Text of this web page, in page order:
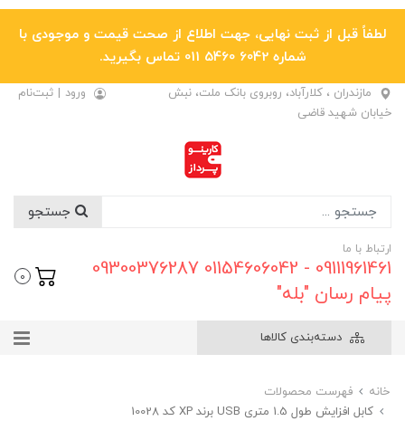
لطفاً قبل از ثبت نهایی، جهت اطلاع از صحت قیمت و موجودی با
شماره 6042 5460 011 تماس بگیرید.
مازندران ، کلارآباد، روبروی بانک ملت، نبش
خیابان شهید قاضی
ورود | ثبت‌نام
ارتباط با ما
09111961461 - 01154606042 09300376287
پیام رسان "بله"
0
دسته‌بندی کالاها
خانه
فهرست محصولات
کابل افزایش طول 1.5 متری USB برند XP کد 10028